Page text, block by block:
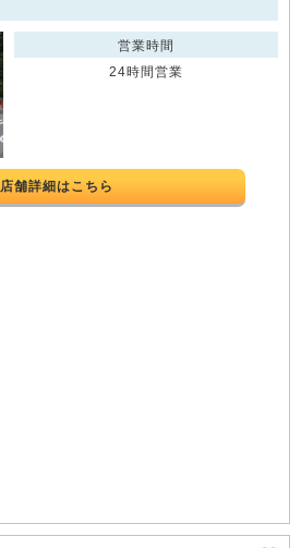
営業時間
24時間営業
店舗詳細はこちら